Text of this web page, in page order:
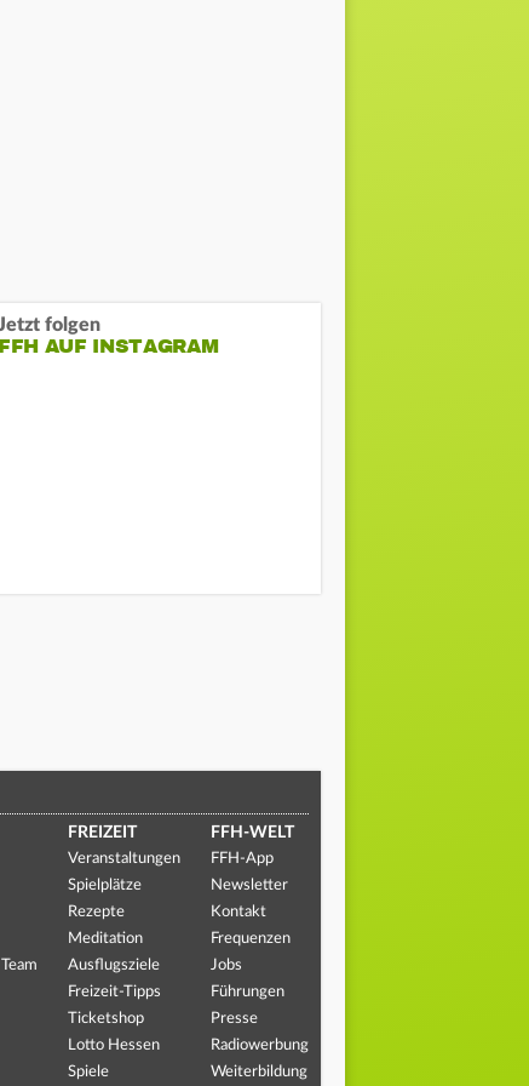
folgen
FFH AUF INSTAGRAM
FREIZEIT
Veranstaltungen
Spielplätze
Rezepte
Meditation
Ausflugsziele
Freizeit-Tipps
Ticketshop
Lotto Hessen
Spiele
FFH-WELT
FFH-App
Newsletter
Kontakt
Frequenzen
Jobs
Führungen
Presse
Radiowerbung
Weiterbildung